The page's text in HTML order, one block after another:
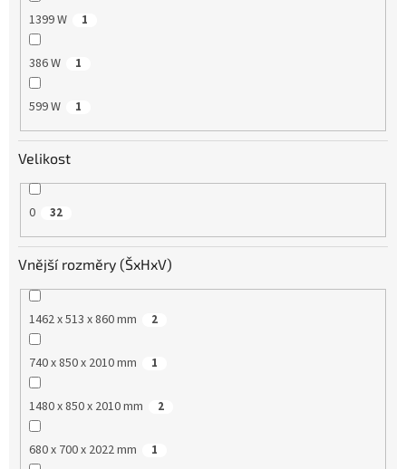
1399 W 1
386 W 1
599 W 1
Velikost
0 32
Vnější rozměry (ŠxHxV)
1462 x 513 x 860 mm 2
740 x 850 x 2010 mm 1
1480 x 850 x 2010 mm 2
680 x 700 x 2022 mm 1